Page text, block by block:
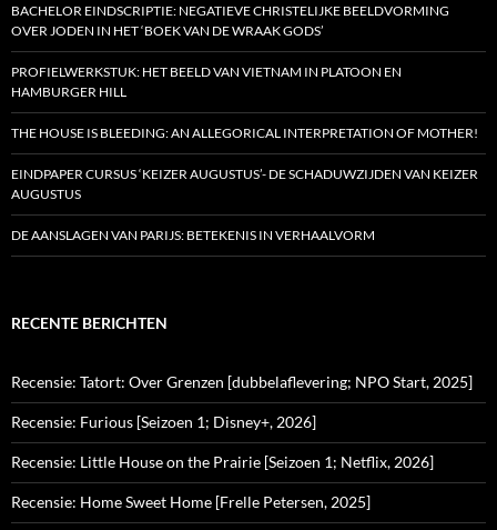
BACHELOR EINDSCRIPTIE: NEGATIEVE CHRISTELIJKE BEELDVORMING
OVER JODEN IN HET ‘BOEK VAN DE WRAAK GODS’
PROFIELWERKSTUK: HET BEELD VAN VIETNAM IN PLATOON EN
HAMBURGER HILL
THE HOUSE IS BLEEDING: AN ALLEGORICAL INTERPRETATION OF MOTHER!
EINDPAPER CURSUS ‘KEIZER AUGUSTUS’- DE SCHADUWZIJDEN VAN KEIZER
AUGUSTUS
DE AANSLAGEN VAN PARIJS: BETEKENIS IN VERHAALVORM
RECENTE BERICHTEN
Recensie: Tatort: Over Grenzen [dubbelaflevering; NPO Start, 2025]
Recensie: Furious [Seizoen 1; Disney+, 2026]
Recensie: Little House on the Prairie [Seizoen 1; Netflix, 2026]
Recensie: Home Sweet Home [Frelle Petersen, 2025]